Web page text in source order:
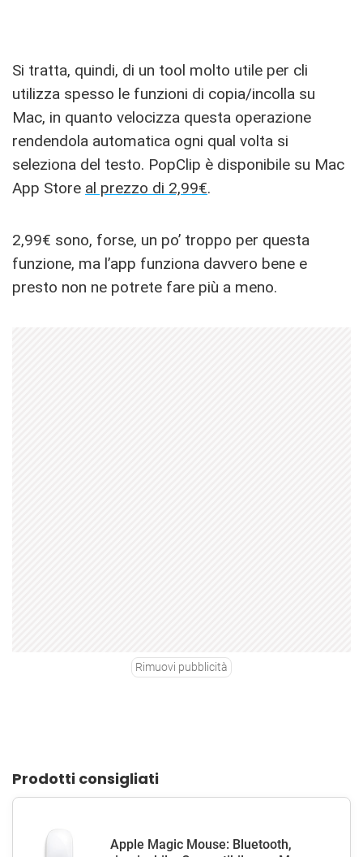
Si tratta, quindi, di un tool molto utile per cli
utilizza spesso le funzioni di copia/incolla su
Mac, in quanto velocizza questa operazione
rendendola automatica ogni qual volta si
seleziona del testo. PopClip è disponibile su Mac
App Store al prezzo di 2,99€.
2,99€ sono, forse, un po’ troppo per questa
funzione, ma l’app funziona davvero bene e
presto non ne potrete fare più a meno.
Rimuovi pubblicità
Prodotti consigliati
Apple Magic Mouse: Bluetooth,